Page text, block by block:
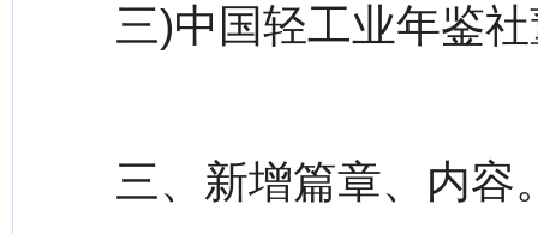
三)中国轻工业年鉴
三、新增篇章、内容